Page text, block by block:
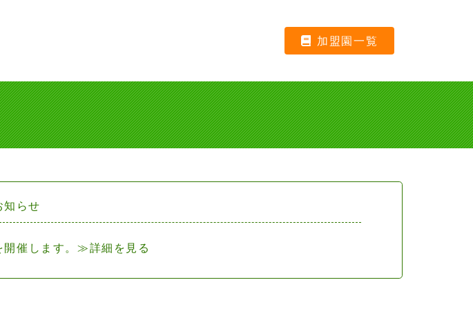
加盟園一覧
知らせ
催します。≫詳細を見る